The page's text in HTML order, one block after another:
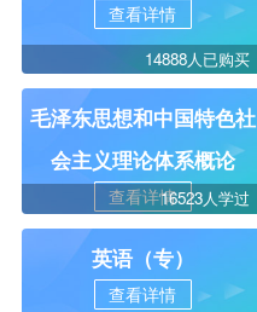
查看详情
14888人已购买
毛泽东思想和中国特色社
会主义理论体系概论
查看详情16523人学过
英语（专）
查看详情